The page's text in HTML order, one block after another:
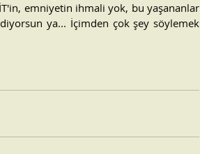
emniyetin ihmali yok, bu yaşananlar
ya... İçimden çok şey söylemek